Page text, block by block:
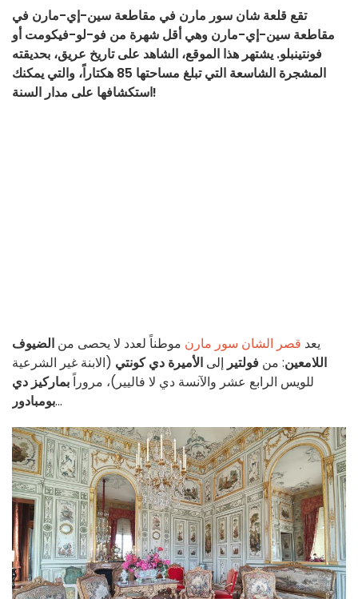
تقع قلعة شان سور مارن في مقاطعة سين-إي-مارن في
مقاطعة سين-إي-مارن وهي أقل شهرة من فو-لو-فيكومت أو
فونتينبلو. يشتهر هذا الموقع، الشاهد على تاريخ عريق، بحديقته
المشجرة الشاسعة التي تبلغ مساحتها 85 هكتاراً، والتي يمكنك
استكشافها على مدار السنة!
يعد قصر الشان سور مارن موطناً لعدد لا يحصى من الضيوف
اللامعين: من فولتير إلى الأميرة دي كونتي (الابنة غير الشرعية
للويس الرابع عشر والآنسة دي لا فاليير)، مروراًبماركيز دي
بومبادور...